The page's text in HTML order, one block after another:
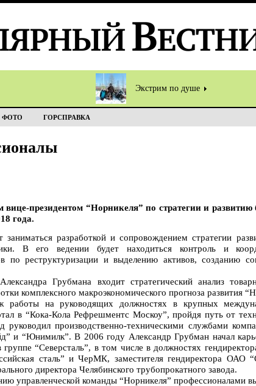
Экстрим по душе
ФОТО ГОРСПРАВКА
президентом “Норникеля” по стратегии и развитию
года.
разработкой и сопровождением стратегии
В его ведении будет находиться контроль и
по реструктуризации и выделению активов, созданию
Грубмана входит стратегический анализ
комплексного макроэкономического прогноза развития
работы на руководящих должностях в крупных
в “Кока-Кола Рефрешментс Москоу”, пройдя путь от
производственно-техническими службами
и “Юнимилк”. В 2006 году Александр Грубман начал
“Северсталь”, в том числе в должностях
сталь” и ЧерМК, заместителя гендиректора ОАО
директора Челябинского трубопрокатного завода.
управленческой команды “Норникеля” профессионалами